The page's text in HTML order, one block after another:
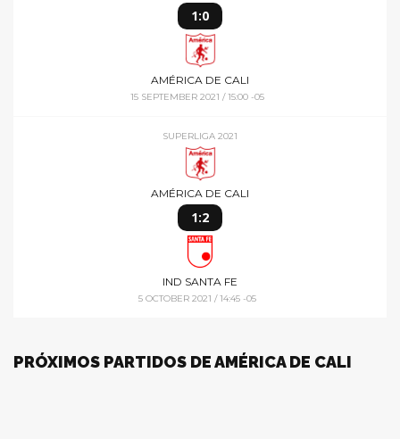
1:0
AMÉRICA DE CALI
15 SEPTEMBER 2021 / 15:00 -05
SUPERLIGA 2021
AMÉRICA DE CALI
1:2
IND SANTA FE
5 OCTOBER 2021 / 14:45 -05
PRÓXIMOS PARTIDOS DE AMÉRICA DE CALI